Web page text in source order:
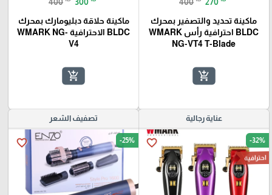
ماكينة تحديد والتصفير بمحرك
BLDC احترافية رأس WMARK
NG-VT4 T-Blade
add_shopping_cart
ماكينة حلاقة دبليومارك بمحرك
BLDC الاحترافية WMARK NG-
V4
add_shopping_cart
عناية رجالية
favorite_border -32%
احترافية
تصفيف الشعر
favorite_border -25%